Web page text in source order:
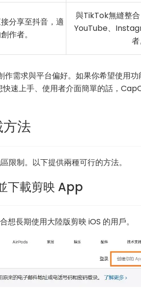
分享至抖音，適
作者。
與TikTok無縫整
YouTube、
者
需求與平台偏好。如果你希望使用
速上手、使用者介面簡單的話，
法
限制。以下提供兩種可行的方法。
下載剪映 App
長期使用大陸版剪映 iOS 的用戶。